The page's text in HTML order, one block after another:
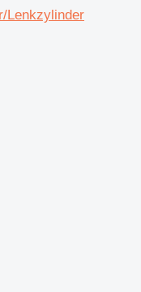
Lenkzylinder